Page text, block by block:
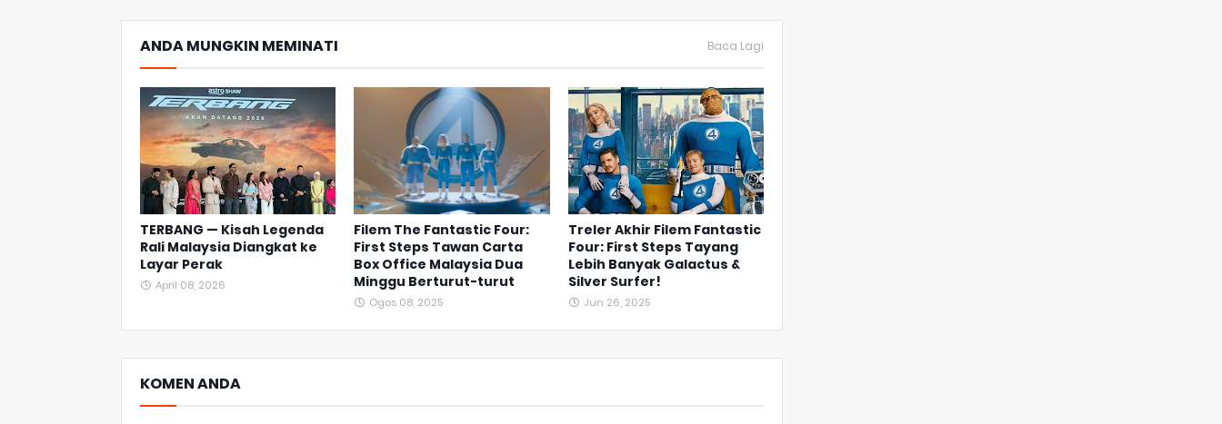
ANDA MUNGKIN MEMINATI Baca Lagi
TERBANG — Kisah Legenda
Rali Malaysia Diangkat ke
Layar Perak
April 08, 2026
Filem The Fantastic Four:
First Steps Tawan Carta
Box Office Malaysia Dua
Minggu Berturut-turut
Ogos 08, 2025
Treler Akhir Filem Fantastic
Four: First Steps Tayang
Lebih Banyak Galactus &
Silver Surfer!
Jun 26, 2025
KOMEN ANDA